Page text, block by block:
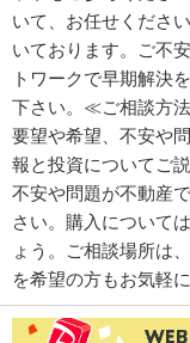
いて、お任せくださ
いております。ご不
トワークで早期解決
下さい。≪ご相談方
要望や希望、不安や
報と投資についてご
不安や問題が不動産
さい。購入について
ょう。ご相談場所は
を希望の方もお気軽